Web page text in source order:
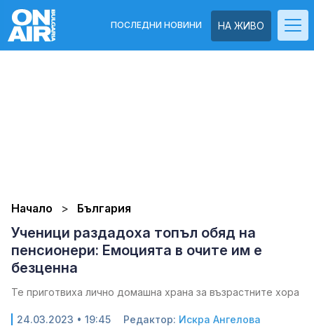
НА ЖИВО
ПОСЛЕДНИ НОВИНИ
Начало България
Ученици раздадоха топъл обяд на
пенсионери: Емоцията в очите им е
безценна
Те приготвиха лично домашна храна за възрастните хора
24.03.2023 • 19:45 Редактор: Искра Ангелова